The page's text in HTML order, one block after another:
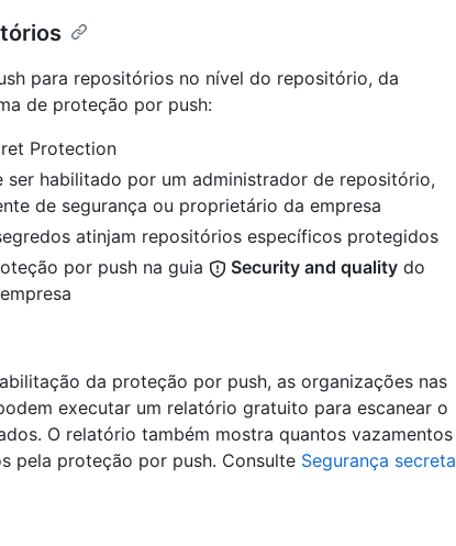
para repositórios no nível do repositório, da
de proteção por push:
Protection
habilitado por um administrador de repositório,
de segurança ou proprietário da empresa
atinjam repositórios específicos protegidos
por push na guia
Security and quality do
da proteção por push, as organizações nas
executar um relatório gratuito para escanear o
O relatório também mostra quantos vazamentos
pela proteção por push. Consulte Segurança secreta